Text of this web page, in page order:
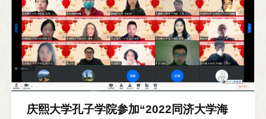
庆熙大学孔子学院参加“2022同济大学海